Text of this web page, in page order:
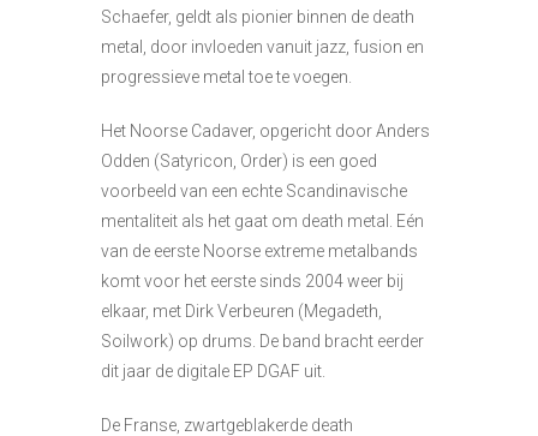
Schaefer, geldt als pionier binnen de death
metal, door invloeden vanuit jazz, fusion en
progressieve metal toe te voegen.
Het Noorse Cadaver, opgericht door Anders
Odden (Satyricon, Order) is een goed
voorbeeld van een echte Scandinavische
mentaliteit als het gaat om death metal. Eén
van de eerste Noorse extreme metalbands
komt voor het eerste sinds 2004 weer bij
elkaar, met Dirk Verbeuren (Megadeth,
Soilwork) op drums. De band bracht eerder
dit jaar de digitale EP DGAF uit.
De Franse, zwartgeblakerde death